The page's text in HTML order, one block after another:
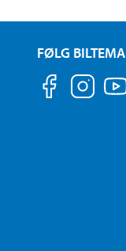
FØLG BILTEMA